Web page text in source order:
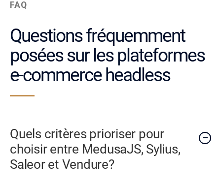
FAQ
Questions fréquemment
posées sur les plateformes
e-commerce headless
Quels critères prioriser pour
choisir entre MedusaJS, Sylius,
Saleor et Vendure?